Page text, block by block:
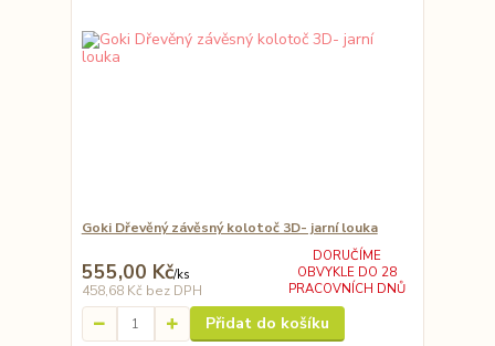
Goki Dřevěný závěsný kolotoč 3D- jarní louka
555,00 Kč/ks
458,68 Kč bez DPH
DORUČÍME
OBVYKLE DO 28
PRACOVNÍCH DNŮ
Přidat do košíku